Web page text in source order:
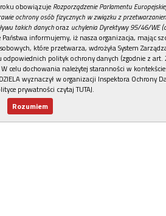
REKLAMA
obowiązuje Rozporządzenie Parlamentu
ochrony osób fizycznych w związku z
takich danychoraz uchylenia Dyrektywy 95/46/WE
informujemy, iż nasza organizacja, mając
które przetwarza, wdrożyła System
polityk ochrony danych (zgodnie z art.
celu dochowania należytej staranności w
wyznaczył w organizacji Inspektora Ochrony
prywatności czytaj TUTAJ.
Rozumiem